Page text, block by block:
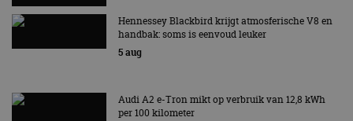
Hennessey Blackbird krijgt atmosferische V8 en
handbak: soms is eenvoud leuker
5 aug
Audi A2 e-Tron mikt op verbruik van 12,8 kWh
per 100 kilometer